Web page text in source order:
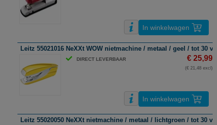
In winkelwagen
Leitz 55021016 NeXXt WOW nietmachine / metaal / geel / tot 30
DIRECT LEVERBAAR € 25,99
(€ 21,48 excl)
In winkelwagen
Leitz 55020050 NeXXt nietmachine / metaal / lichtgroen / tot 30